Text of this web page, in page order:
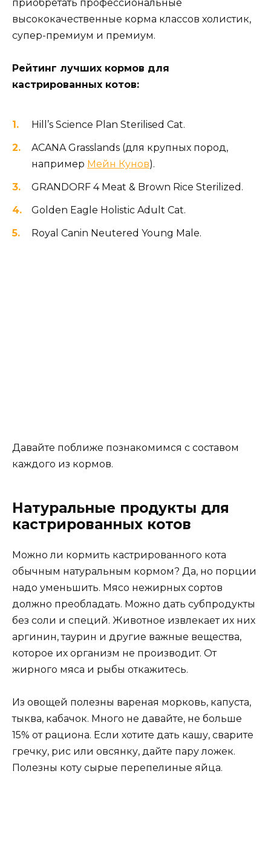
приобретать профессиональные
высококачественные корма классов холистик,
супер-премиум и премиум.
Рейтинг лучших кормов для
кастрированных котов:
Hill’s Science Plan Sterilised Cat.
ACANA Grasslands (для крупных пород,
например Мейн Кунов).
GRANDORF 4 Meat & Brown Rice Sterilized.
Golden Eagle Holistic Adult Cat.
Royal Canin Neutered Young Male.
Давайте поближе познакомимся с составом
каждого из кормов.
Натуральные продукты для
кастрированных котов
Можно ли кормить кастрированного кота
обычным натуральным кормом? Да, но порции
надо уменьшить. Мясо нежирных сортов
должно преобладать. Можно дать субпродукты
без соли и специй. Животное извлекает их них
аргинин, таурин и другие важные вещества,
которое их организм не производит. От
жирного мяса и рыбы откажитесь.
Из овощей полезны вареная морковь, капуста,
тыква, кабачок. Много не давайте, не больше
15% от рациона. Если хотите дать кашу, сварите
гречку, рис или овсянку, дайте пару ложек.
Полезны коту сырые перепелиные яйца.